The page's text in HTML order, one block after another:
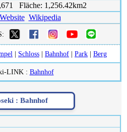
Fläche: 1,256.42km2
Wikipedia
| Schloss | Bahnhof | Park | Berg
LINK : Bahnhof
: Bahnhof